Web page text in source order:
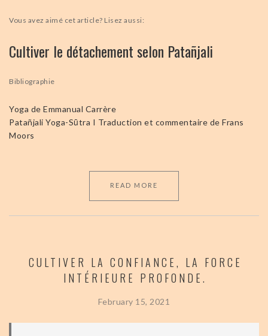
Vous avez aimé cet article? Lisez aussi:
Cultiver le détachement selon Patañjali
Bibliographie
Yoga de Emmanual Carrère
Patañjali Yoga-Sūtra I Traduction et commentaire de Frans
Moors
READ MORE
CULTIVER LA CONFIANCE, LA FORCE
INTÉRIEURE PROFONDE.
February 15, 2021